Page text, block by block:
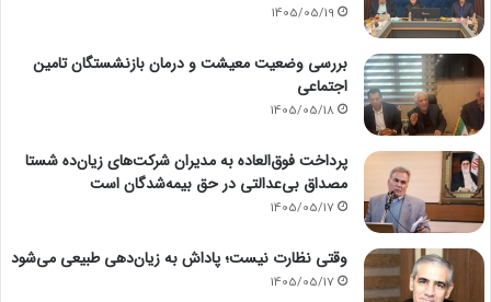
1405/05/19
بررسی وضعیت معیشت و درمان بازنشستگان تامین
اجتماعی
1405/05/18
پرداخت فوق‌العاده به مدیران شرکت‌های زیان‌ده شستا
مصداق بی‌عدالتی در حق بیمه‌شدگان است
1405/05/17
وقتی نظارت نیست؛ پاداش به زیان‌دهی طبیعی می‌شود
1405/05/17